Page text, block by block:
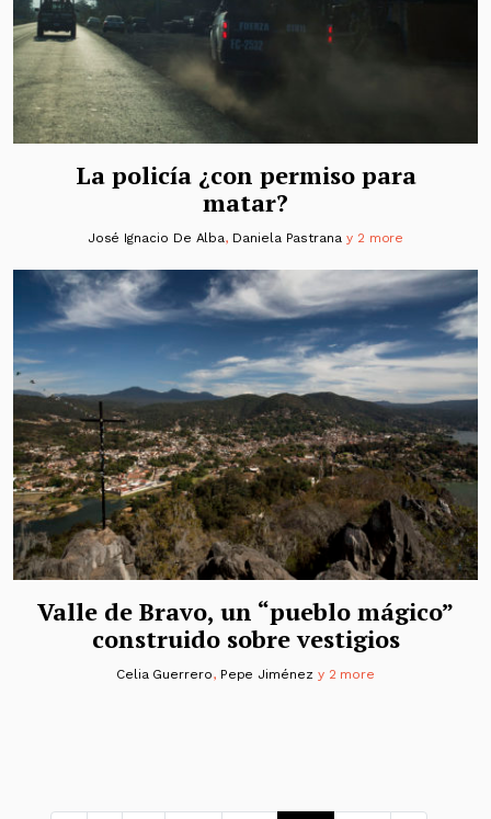
La policía ¿con permiso para
matar?
José Ignacio De Alba, Daniela Pastranay 2 more
Valle de Bravo, un “pueblo mágico”
construido sobre vestigios
Celia Guerrero, Pepe Jiménez y 2 more